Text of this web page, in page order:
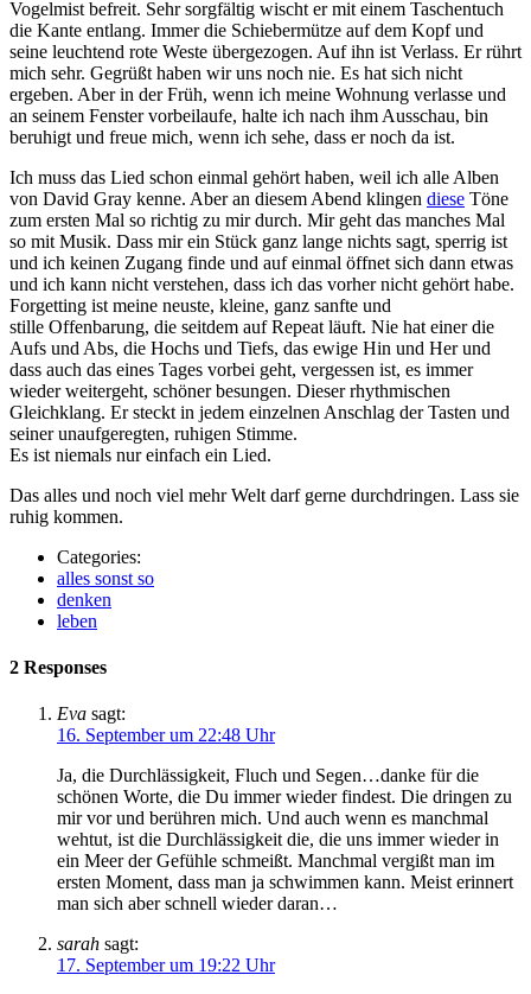
Vogelmist befreit. Sehr sorgfältig wischt er mit einem Taschentuch
die Kante entlang. Immer die Schiebermütze auf dem Kopf und
seine leuchtend rote Weste übergezogen. Auf ihn ist Verlass. Er rührt
mich sehr. Gegrüßt haben wir uns noch nie. Es hat sich nicht
ergeben. Aber in der Früh, wenn ich meine Wohnung verlasse und
an seinem Fenster vorbeilaufe, halte ich nach ihm Ausschau, bin
beruhigt und freue mich, wenn ich sehe, dass er noch da ist.
Ich muss das Lied schon einmal gehört haben, weil ich alle Alben
von David Gray kenne. Aber an diesem Abend klingen diese Töne
zum ersten Mal so richtig zu mir durch. Mir geht das manches Mal
so mit Musik. Dass mir ein Stück ganz lange nichts sagt, sperrig ist
und ich keinen Zugang finde und auf einmal öffnet sich dann etwas
und ich kann nicht verstehen, dass ich das vorher nicht gehört habe.
Forgetting ist meine neuste, kleine, ganz sanfte und
stille Offenbarung, die seitdem auf Repeat läuft. Nie hat einer die
Aufs und Abs, die Hochs und Tiefs, das ewige Hin und Her und
dass auch das eines Tages vorbei geht, vergessen ist, es immer
wieder weitergeht, schöner besungen. Dieser rhythmischen
Gleichklang. Er steckt in jedem einzelnen Anschlag der Tasten und
seiner unaufgeregten, ruhigen Stimme.
Es ist niemals nur einfach ein Lied.
Das alles und noch viel mehr Welt darf gerne durchdringen. Lass sie
ruhig kommen.
Categories:
alles sonst so
denken
leben
2 Responses
Eva sagt:
16. September um 22:48 Uhr
Ja, die Durchlässigkeit, Fluch und Segen…danke für die
schönen Worte, die Du immer wieder findest. Die dringen zu
mir vor und berühren mich. Und auch wenn es manchmal
wehtut, ist die Durchlässigkeit die, die uns immer wieder in
ein Meer der Gefühle schmeißt. Manchmal vergißt man im
ersten Moment, dass man ja schwimmen kann. Meist erinnert
man sich aber schnell wieder daran…
sarah sagt:
17. September um 19:22 Uhr